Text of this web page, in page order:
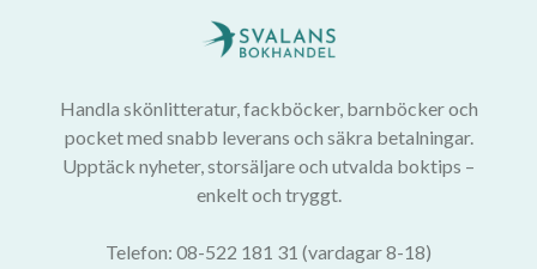
Handla skönlitteratur, fackböcker, barnböcker och
pocket med snabb leverans och säkra betalningar.
Upptäck nyheter, storsäljare och utvalda boktips –
enkelt och tryggt.
Telefon: 08-522 181 31 (vardagar 8-18)